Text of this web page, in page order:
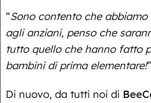
“Sono contento che
agli anziani, penso che
tutto quello che hanno fatto
bambini di prima elementare!
Di nuovo, da tutti noi di